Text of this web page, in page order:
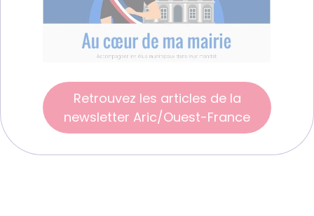
Retrouvez les articles de la
newsletter Aric/Ouest-France